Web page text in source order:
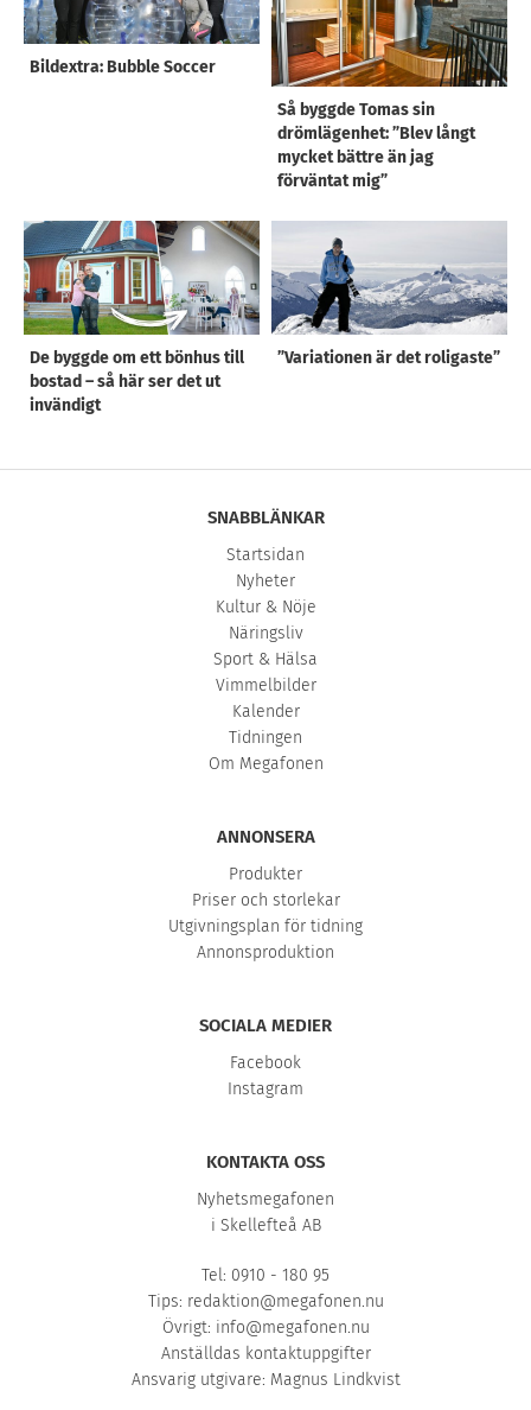
Bildextra: Bubble Soccer
Så byggde Tomas sin
drömlägenhet: ”Blev långt
mycket bättre än jag
förväntat mig”
De byggde om ett bönhus till
bostad – så här ser det ut
invändigt
”Variationen är det roligaste”
SNABBLÄNKAR
Startsidan
Nyheter
Kultur & Nöje
Näringsliv
Sport & Hälsa
Vimmelbilder
Kalender
Tidningen
Om Megafonen
ANNONSERA
Produkter
Priser och storlekar
Utgivningsplan för tidning
Annonsproduktion
SOCIALA MEDIER
Facebook
Instagram
KONTAKTA OSS
Nyhetsmegafonen
i Skellefteå AB
Tel: 0910 - 180 95
Tips: redaktion@megafonen.nu
Övrigt: info@megafonen.nu
Anställdas kontaktuppgifter
Ansvarig utgivare: Magnus Lindkvist